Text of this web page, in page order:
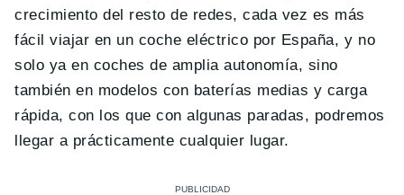
crecimiento del resto de redes, cada vez es más
fácil viajar en un coche eléctrico por España, y no
solo ya en coches de amplia autonomía, sino
también en modelos con baterías medias y carga
rápida, con los que con algunas paradas, podremos
llegar a prácticamente cualquier lugar.